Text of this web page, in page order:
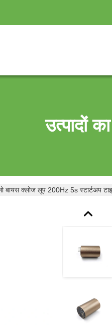
उत्पादों
बायस क्लोज लूप 200Hz 5s स्टार्टअप